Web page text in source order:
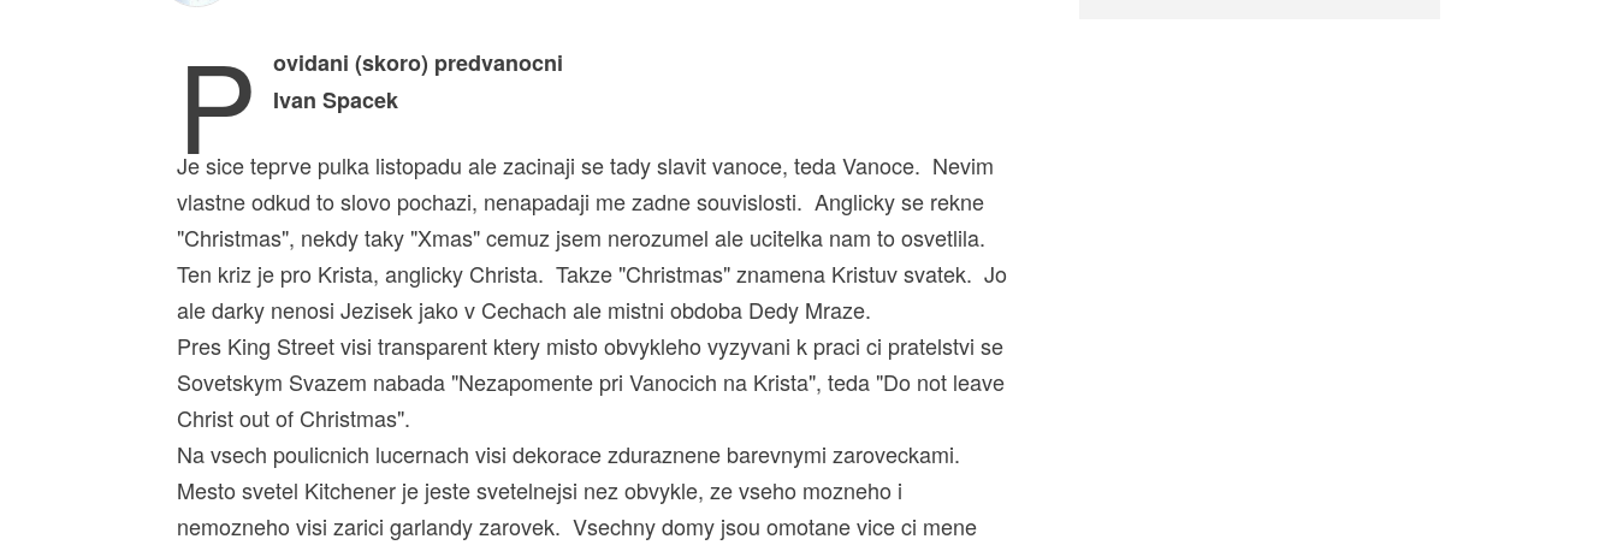
P
ovidani (skoro) predvanocni
Ivan Spacek
Je sice teprve pulka listopadu ale zacinaji se tady slavit vanoce, teda Vanoce. Nevim
vlastne odkud to slovo pochazi, nenapadaji me zadne souvislosti. Anglicky se rekne
"Christmas", nekdy taky "Xmas" cemuz jsem nerozumel ale ucitelka nam to osvetlila.
Ten kriz je pro Krista, anglicky Christa. Takze "Christmas" znamena Kristuv svatek. Jo
ale darky nenosi Jezisek jako v Cechach ale mistni obdoba Dedy Mraze.
Pres King Street visi transparent ktery misto obvykleho vyzyvani k praci ci pratelstvi se
Sovetskym Svazem nabada "Nezapomente pri Vanocich na Krista", teda "Do not leave
Christ out of Christmas".
Na vsech poulicnich lucernach visi dekorace zduraznene barevnymi zaroveckami.
Mesto svetel Kitchener je jeste svetelnejsi nez obvykle, ze vseho mozneho i
nemozneho visi zarici garlandy zarovek. Vsechny domy jsou omotane vice ci mene